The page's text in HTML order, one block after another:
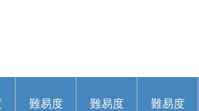
難易度
難易度
難易度